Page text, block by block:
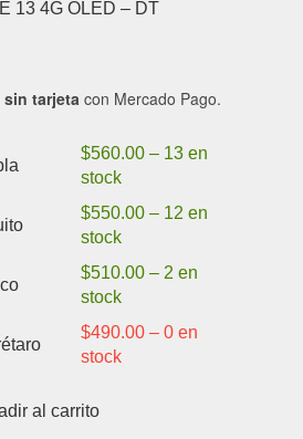
13 4G OLED – DT
sin tarjetacon Mercado Pago.
$560.00– 13 en
stock
$550.00– 12 en
stock
$510.00– 2 en
stock
$490.00– 0 en
stock
al carrito